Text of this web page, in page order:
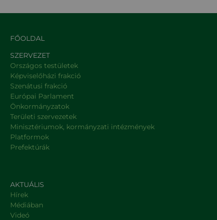
FŐOLDAL
SZERVEZET
Országos testületek
Képviselőházi frakció
Szenátusi frakció
Európai Parlament
Önkormányzatok
Területi szervezetek
Minisztériumok, kormányzati intézmények
Platformok
Prefektúrák
AKTUÁLIS
Hírek
Médiában
Videó